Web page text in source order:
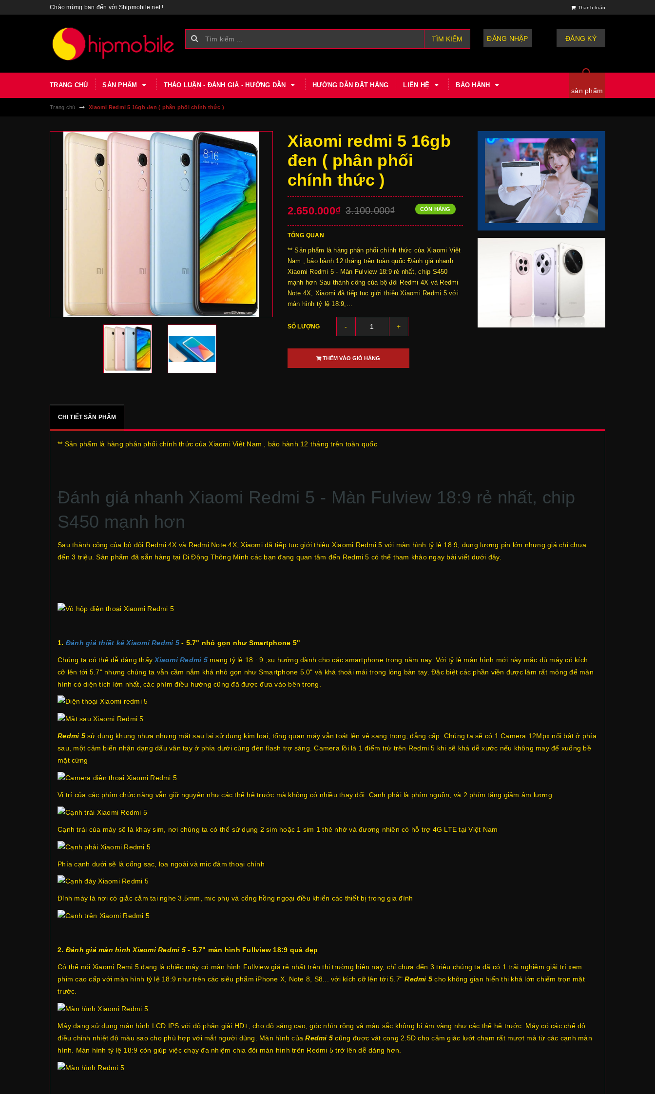
Chào mừng bạn đến với Shipmobile.net ! Thanh toán
TÌM KIẾM ĐĂNG NHẬP ĐĂNG KÝ
TRANG CHỦ SẢN PHẨM THẢO LUẬN - ĐÁNH GIÁ - HƯỚNG DẪN HƯỚNG DẪN ĐẶT HÀNG LIÊN HỆ BẢO HÀNH
sản phẩm
Trang chủ Xiaomi Redmi 5 16gb đen ( phân phối chính thức )
Xiaomi redmi 5 16gb
đen ( phân phối
chính thức )
2.650.000₫ 3.100.000₫ CÒN HÀNG
TỔNG QUAN
** Sản phẩm là hàng phân phối chính thức của Xiaomi Việt
Nam , bảo hành 12 tháng trên toàn quốc Đánh giá nhanh
Xiaomi Redmi 5 - Màn Fulview 18:9 rẻ nhất, chip S450
mạnh hơn Sau thành công của bộ đôi Redmi 4X và Redmi
Note 4X, Xiaomi đã tiếp tục giới thiệu Xiaomi Redmi 5 với
màn hình tỷ lệ 18:9,...
SỐ LƯỢNG - +
THÊM VÀO GIỎ HÀNG
CHI TIẾT SẢN PHẨM
** Sản phẩm là hàng phân phối chính thức của Xiaomi Việt Nam , bảo hành 12 tháng trên toàn quốc
Đánh giá nhanh Xiaomi Redmi 5 - Màn Fulview 18:9 rẻ nhất, chip
S450 mạnh hơn
Sau thành công của bộ đôi Redmi 4X và Redmi Note 4X, Xiaomi đã tiếp tục giới thiệu Xiaomi Redmi 5 với màn hình tỷ lệ 18:9, dung lượng pin lớn nhưng giá chỉ chưa
đến 3 triệu. Sản phẩm đã sẵn hàng tại Di Động Thông Minh các bạn đang quan tâm đến Redmi 5 có thể tham khảo ngay bài viết dưới đây.
1. Đánh giá thiết kế Xiaomi Redmi 5- 5.7" nhỏ gọn như Smartphone 5"
Chúng ta có thể dễ dàng thấyXiaomi Redmi 5mang tỷ lệ 18 : 9 ,xu hướng dành cho các smartphone trong năm nay. Với tỷ lệ màn hình mới này mặc dù máy có kích
cỡ lên tới 5.7" nhưng chúng ta vẫn cầm nắm khá nhỏ gọn như Smartphone 5.0" và khá thoải mái trong lòng bàn tay. Đặc biệt các phần viền được làm rất mỏng để màn
hình có diện tích lớn nhất, các phím điều hướng cũng đã được đưa vào bên trong.
Redmi 5sử dụng khung nhựa nhưng mặt sau lại sử dụng kim loại, tổng quan máy vẫn toát lên vẻ sang trọng, đẳng cấp. Chúng ta sẽ có 1 Camera 12Mpx nổi bật ở phía
sau, một cảm biến nhận dạng dấu vân tay ở phía dưới cùng đèn flash trợ sáng. Camera lồi là 1 điểm trừ trên Redmi 5 khi sẽ khá dễ xước nếu không may để xuống bề
mặt cứng
Vị trí của các phím chức năng vẫn giữ nguyên như các thế hệ trước mà không có nhiều thay đổi. Cạnh phải là phím nguồn, và 2 phím tăng giảm âm lượng
Cạnh trái của máy sẽ là khay sim, nơi chúng ta có thể sử dụng 2 sim hoặc 1 sim 1 thẻ nhớ và đương nhiên có hỗ trợ 4G LTE tại Việt Nam
Phía cạnh dưới sẽ là cổng sạc, loa ngoài và mic đàm thoại chính
Đỉnh máy là nơi có giắc cắm tai nghe 3.5mm, mic phụ và cổng hồng ngoại điều khiển các thiết bị trong gia đình
2. Đánh giá màn hình Xiaomi Redmi 5- 5.7" màn hình Fullview 18:9 quá đẹp
Có thể nói Xiaomi Remi 5 đang là chiếc máy có màn hình Fullview giá rẻ nhất trên thị trường hiện nay, chỉ chưa đến 3 triệu chúng ta đã có 1 trải nghiệm giải trí xem
phim cao cấp với màn hình tỷ lệ 18:9 như trên các siêu phẩm iPhone X, Note 8, S8... với kích cỡ lên tới 5.7"Redmi 5 cho không gian hiển thị khá lớn chiếm trọn mặt
trước.
Máy đang sử dụng màn hình LCD IPS với độ phân giải HD+, cho độ sáng cao, góc nhìn rộng và màu sắc không bị ám vàng như các thế hệ trước. Máy có các chế độ
điều chỉnh nhiệt độ màu sao cho phù hợp với mắt người dùng. Màn hình củaRedmi 5 cũng được vát cong 2.5D cho cảm giác lướt chạm rất mượt mà từ các cạnh màn
hình. Màn hình tỷ lệ 18:9 còn giúp việc chạy đa nhiệm chia đôi màn hình trên Redmi 5 trở lên dễ dàng hơn.